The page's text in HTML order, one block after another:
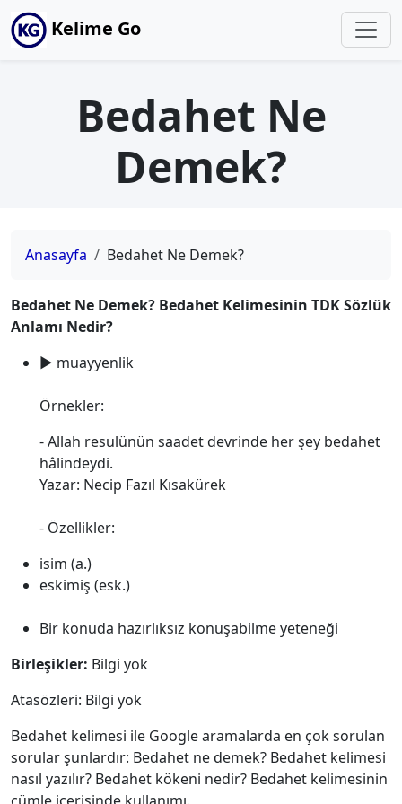
Kelime Go
Bedahet Ne
Demek?
Anasayfa Bedahet Ne Demek?
Bedahet Ne Demek? Bedahet Kelimesinin TDK Sözlük
Anlamı Nedir?
► muayyenlik
Örnekler:
- Allah resulünün saadet devrinde her şey bedahet
hâlindeydi.
Yazar: Necip Fazıl Kısakürek
- Özellikler:
isim (a.)
eskimiş (esk.)
Bir konuda hazırlıksız konuşabilme yeteneği
Birleşikler: Bilgi yok
Atasözleri: Bilgi yok
Bedahet kelimesi ile Google aramalarda en çok sorulan
sorular şunlardır: Bedahet ne demek? Bedahet kelimesi
nasıl yazılır? Bedahet kökeni nedir? Bedahet kelimesinin